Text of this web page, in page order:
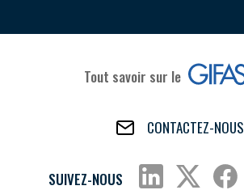
Tout savoir sur le
CONTACTEZ-NOUS
SUIVEZ-NOUS